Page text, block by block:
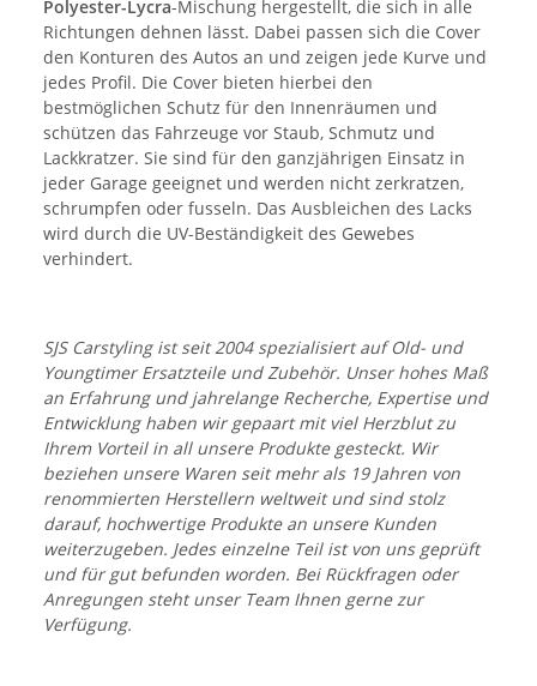
Polyester-Lycra-Mischung hergestellt, die sich in alle
Richtungen dehnen lässt. Dabei passen sich die Cover
den Konturen des Autos an und zeigen jede Kurve und
jedes Profil. Die Cover bieten hierbei den
bestmöglichen Schutz für den Innenräumen und
schützen das Fahrzeuge vor Staub, Schmutz und
Lackkratzer. Sie sind für den ganzjährigen Einsatz in
jeder Garage geeignet und werden nicht zerkratzen,
schrumpfen oder fusseln. Das Ausbleichen des Lacks
wird durch die UV-Beständigkeit des Gewebes
verhindert.
SJS Carstyling ist seit 2004 spezialisiert auf Old- und
Youngtimer Ersatzteile und Zubehör. Unser hohes Maß
an Erfahrung und jahrelange Recherche, Expertise und
Entwicklung haben wir gepaart mit viel Herzblut zu
Ihrem Vorteil in all unsere Produkte gesteckt. Wir
beziehen unsere Waren seit mehr als 19 Jahren von
renommierten Herstellern weltweit und sind stolz
darauf, hochwertige Produkte an unsere Kunden
weiterzugeben. Jedes einzelne Teil ist von uns geprüft
und für gut befunden worden. Bei Rückfragen oder
Anregungen steht unser Team Ihnen gerne zur
Verfügung.